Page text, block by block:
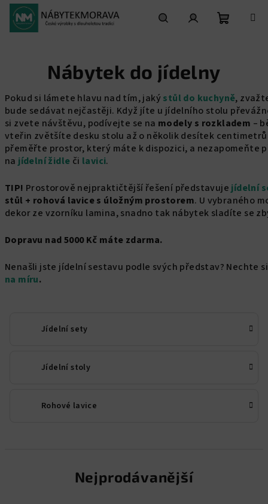
Přejít
obsah
Nábytek do jídelny
Pokud si lámete hlavu nad tím, jaký stůl do kuchyně,
bude sedávat nejčastěji. Když jíte u jídelního stolu
si zvete návštěvu, podívejte se na modely s rozkladem –
vteřin zvětšíte desku stolu až o několik desítek
přeměřte prostor, který máte k dispozici, a nezapomeňte
na jídelní židle či lavici.
TIP! Prostorově nejpraktičtější řešení představuje jídelní
stůl + rohová lavice s úložným prostorem. U vybraného
dekor ze vzorníku lamina, snadno tak nábytek sladíte se
Dopravu nad 5000 Kč máte zdarma.
Nenašli jste jídelní sestavu podle svých představ? Nechte
na míru.
Jídelní sety
Jídelní stoly
Rohové lavice
Nejprodávanější